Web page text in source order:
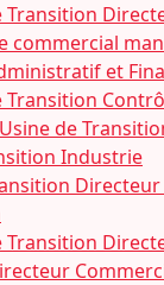
commercial
et
Transition
de
Industrie
Directeur
Transition